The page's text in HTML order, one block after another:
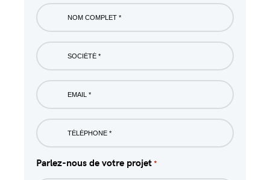
Nom
complet
*
Société
*
Email
*
Phone
*
Parlez-nous de votre projet*